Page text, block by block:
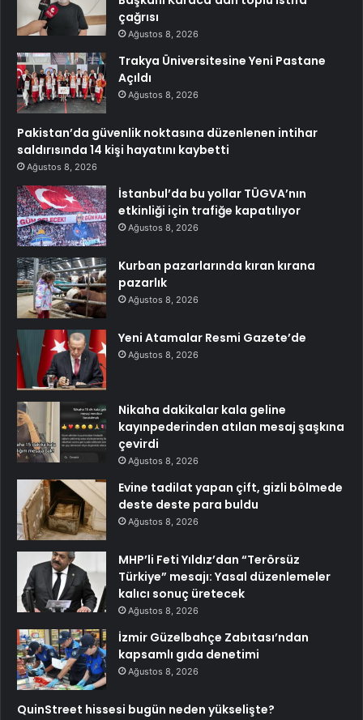
çağrısı
Ağustos 8, 2026
Trakya Üniversitesine Yeni Pastane
Açıldı
Ağustos 8, 2026
Pakistan’da güvenlik noktasına düzenlenen intihar
saldırısında 14 kişi hayatını kaybetti
Ağustos 8, 2026
İstanbul’da bu yollar TÜGVA’nın
etkinliği için trafiğe kapatılıyor
Ağustos 8, 2026
Kurban pazarlarında kıran kırana
pazarlık
Ağustos 8, 2026
Yeni Atamalar Resmi Gazete’de
Ağustos 8, 2026
Nikaha dakikalar kala geline
kayınpederinden atılan mesaj şaşkına
çevirdi
Ağustos 8, 2026
Evine tadilat yapan çift, gizli bölmede
deste deste para buldu
Ağustos 8, 2026
MHP’li Feti Yıldız’dan “Terörsüz
Türkiye” mesajı: Yasal düzenlemeler
kalıcı sonuç üretecek
Ağustos 8, 2026
İzmir Güzelbahçe Zabıtası’ndan
kapsamlı gıda denetimi
Ağustos 8, 2026
QuinStreet hissesi bugün neden yükselişte?